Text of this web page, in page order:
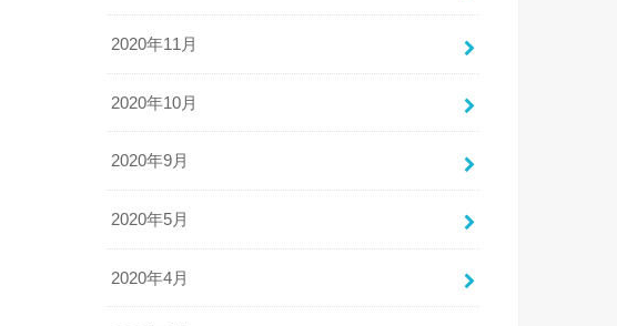
2020年11月
2020年10月
2020年9月
2020年5月
2020年4月